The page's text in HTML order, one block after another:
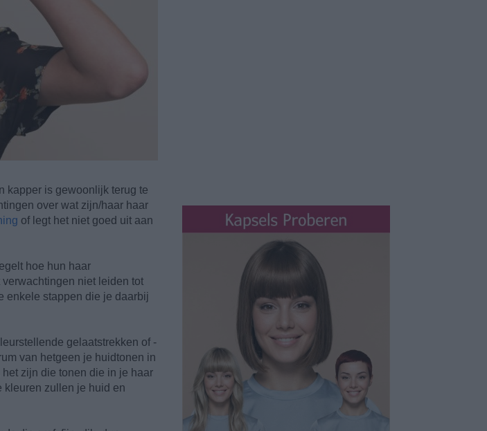
kapper is gewoonlijk terug te
over wat zijn/haar haar
of legt het niet goed uit aan
hoe hun haar
niet leiden tot
enkele stappen die je daarbij
gelaatstrekken of -
van hetgeen je huidtonen in
zijn die tonen die in je haar
kleuren zullen je huid en